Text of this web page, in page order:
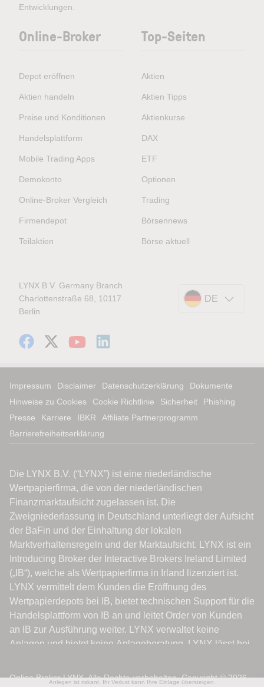
Entwicklungen.
Online-Broker
Depot eröffnen
Aktien handeln
Preise und Konditionen
Handelsplattform
Mobile Trading Apps
Demokonto
Online-Broker Vergleich
Firmendepot
Teilaktien
Top-Seiten
Aktien
Aktien Tipps
Aktienkurse
DAX
ETF
Optionen
Trading
Börsennews
Börse aktuell
LYNX B.V. Germany Branch
Charlottenstraße 68, 10117
Berlin
DE
Impressum Disclaimer Datenschutzerklärung
Dokumente
Hinweise zu Cookies
Cookie Richtlinie Sicherheit
Phishing
Presse
Karriere IBKR
Affiliate Partnerprogramm
Barrierefreiheitserklärung
Online Broker LYNX. Alle Rechte vorbehalten. Copyright © 2026.
Anlegen ist riskant. Ihr Verlust kann Ihre Einlage übersteigen.